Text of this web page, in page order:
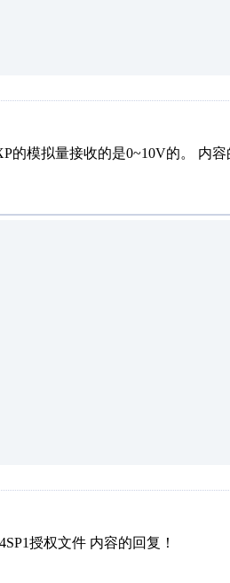
的模拟量接收的是0~10V的。 内容
授权文件 内容的回复！